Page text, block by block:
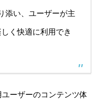
添い、ユーザーが主
く快適に利用でき
ーザーのコンテンツ体